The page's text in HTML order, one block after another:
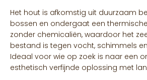
Het hout is afkomstig uit duurzaam
bossen en ondergaat een
zonder chemicaliën, waardoor het
bestand is tegen vocht, schimmels
Ideaal voor wie op zoek is naar een
esthetisch verfijnde oplossing met